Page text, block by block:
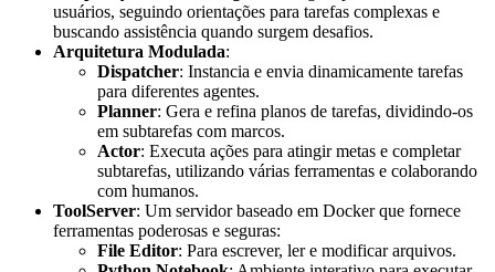
usuários, seguindo orientações para tarefas complexas e
buscando assistência quando surgem desafios.
Arquitetura Modulada:
Dispatcher: Instancia e envia dinamicamente tarefas
para diferentes agentes.
Planner: Gera e refina planos de tarefas, dividindo-os
em subtarefas com marcos.
Actor: Executa ações para atingir metas e completar
subtarefas, utilizando várias ferramentas e colaborando
com humanos.
ToolServer: Um servidor baseado em Docker que fornece
ferramentas poderosas e seguras:
File Editor: Para escrever, ler e modificar arquivos.